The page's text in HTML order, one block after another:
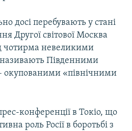
досі перебувають у стані
Другої світової Москва
чотирма невеликими
називають Південними
окупованими «північними
конференції в Токіо, що
роль Росії в боротьбі з